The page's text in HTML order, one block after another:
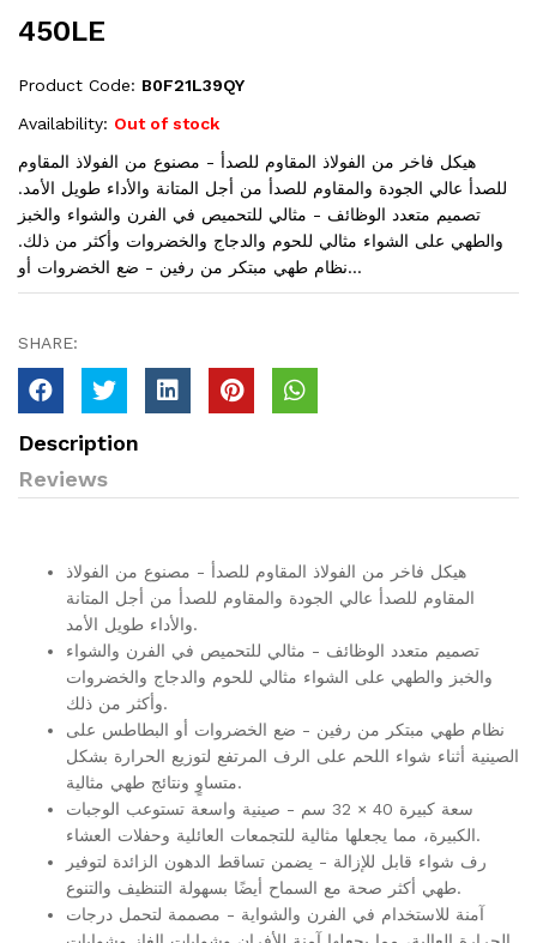
450LE
Product Code: B0F21L39QY
Availability: Out of stock
هيكل فاخر من الفولاذ المقاوم للصدأ - مصنوع من الفولاذ المقاوم
للصدأ عالي الجودة والمقاوم للصدأ من أجل المتانة والأداء طويل الأمد.
تصميم متعدد الوظائف - مثالي للتحميص في الفرن والشواء والخبز
والطهي على الشواء مثالي للحوم والدجاج والخضروات وأكثر من ذلك.
نظام طهي مبتكر من رفين - ضع الخضروات أو...
SHARE:
Description
Reviews
هيكل فاخر من الفولاذ المقاوم للصدأ - مصنوع من الفولاذ
المقاوم للصدأ عالي الجودة والمقاوم للصدأ من أجل المتانة
والأداء طويل الأمد.
تصميم متعدد الوظائف - مثالي للتحميص في الفرن والشواء
والخبز والطهي على الشواء مثالي للحوم والدجاج والخضروات
وأكثر من ذلك.
نظام طهي مبتكر من رفين - ضع الخضروات أو البطاطس على
الصينية أثناء شواء اللحم على الرف المرتفع لتوزيع الحرارة بشكل
متساوٍ ونتائج طهي مثالية.
سعة كبيرة 40 × 32 سم - صينية واسعة تستوعب الوجبات
الكبيرة، مما يجعلها مثالية للتجمعات العائلية وحفلات العشاء.
رف شواء قابل للإزالة - يضمن تساقط الدهون الزائدة لتوفير
طهي أكثر صحة مع السماح أيضًا بسهولة التنظيف والتنوع.
آمنة للاستخدام في الفرن والشواية - مصممة لتحمل درجات